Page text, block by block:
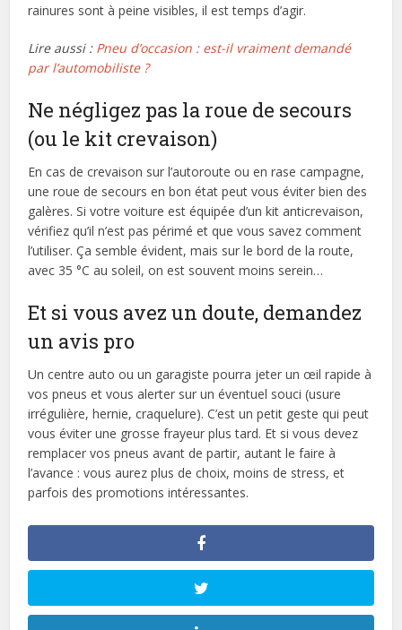
rainures sont à peine visibles, il est temps d’agir.
Lire aussi : Pneu d’occasion : est-il vraiment demandé
par l’automobiliste ?
Ne négligez pas la roue de secours
(ou le kit crevaison)
En cas de crevaison sur l’autoroute ou en rase campagne,
une roue de secours en bon état peut vous éviter bien des
galères. Si votre voiture est équipée d’un kit anticrevaison,
vérifiez qu’il n’est pas périmé et que vous savez comment
l’utiliser. Ça semble évident, mais sur le bord de la route,
avec 35 °C au soleil, on est souvent moins serein…
Et si vous avez un doute, demandez
un avis pro
Un centre auto ou un garagiste pourra jeter un œil rapide à
vos pneus et vous alerter sur un éventuel souci (usure
irrégulière, hernie, craquelure). C’est un petit geste qui peut
vous éviter une grosse frayeur plus tard. Et si vous devez
remplacer vos pneus avant de partir, autant le faire à
l’avance : vous aurez plus de choix, moins de stress, et
parfois des promotions intéressantes.